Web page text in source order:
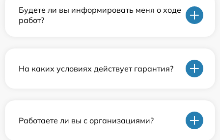
Будете ли вы информировать меня о ходе
работ?
На каких условиях действует гарантия?
Работаете ли вы с организациями?